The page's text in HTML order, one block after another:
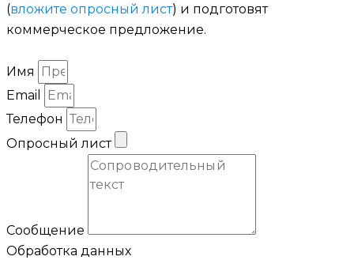
(вложите опросный лист) и подготовят
коммерческое предложение.
Имя
Email
Телефон
Опросный лист
Сообщение
Обработка данных